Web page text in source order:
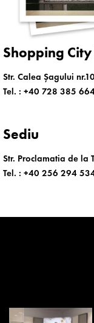
Shopping
Str. Calea Șagului
Tel. : +40 728 385
Sediu
Str. Proclamatia de la
Tel. : +40 256 294